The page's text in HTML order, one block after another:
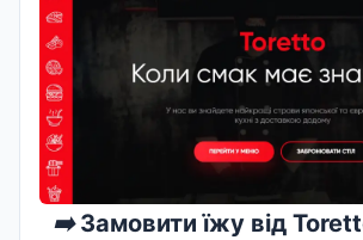
➡️Замовити їжу від